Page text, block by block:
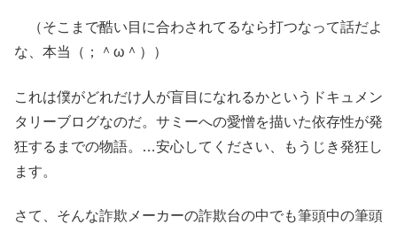
（そこまで酷い目に合わされてるなら打つなって話だよ
な、本当（；＾ω＾））
これは僕がどれだけ人が盲目になれるかというドキュメン
タリーブログなのだ。サミーへの愛憎を描いた依存性が発
狂するまでの物語。…安心してください、もうじき発狂し
ます。
さて、そんな詐欺メーカーの詐欺台の中でも筆頭中の筆頭